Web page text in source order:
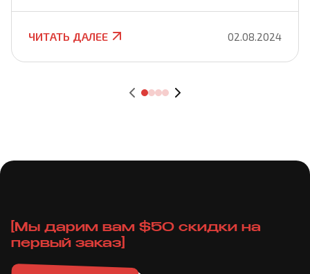
необходимо для защиты национальной
безопасности, здоровья населения, а также для
поддержания экологического равновесия и
запрещен или ограничен на территорию
ЧИТАТЬ ДАЛЕЕ 02.08.2024
[Мы дарим вам $50 скидки на
первый заказ]